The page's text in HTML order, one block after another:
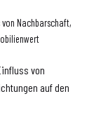
von Nachbarschaft,
von
auf den